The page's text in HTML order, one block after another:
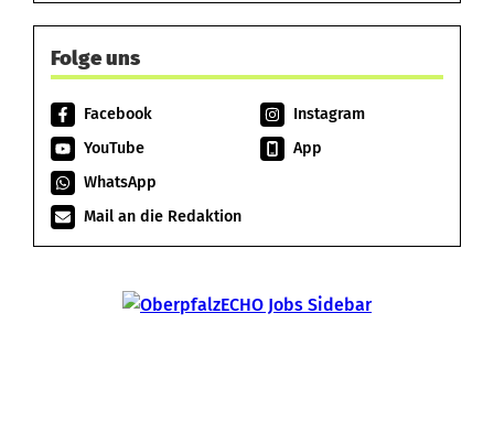
Folge uns
Facebook
Instagram
YouTube
App
WhatsApp
Mail an die Redaktion